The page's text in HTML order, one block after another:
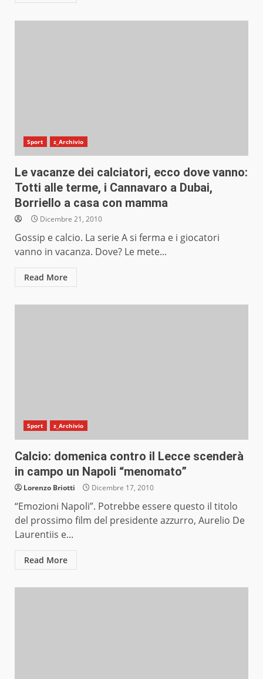
Sport z_Archivio
Le vacanze dei calciatori, ecco dove vanno:
Totti alle terme, i Cannavaro a Dubai,
Borriello a casa con mamma
Dicembre 21, 2010
Gossip e calcio. La serie A si ferma e i giocatori
vanno in vacanza. Dove? Le mete...
Read More
Sport z_Archivio
Calcio: domenica contro il Lecce scenderà
in campo un Napoli “menomato”
Lorenzo Briotti Dicembre 17, 2010
“Emozioni Napoli”. Potrebbe essere questo il titolo
del prossimo film del presidente azzurro, Aurelio De
Laurentiis e...
Read More